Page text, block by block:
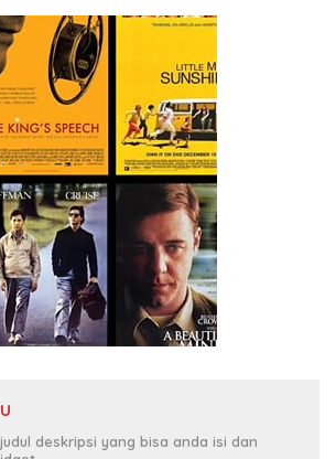
deskripsi yang bisa anda isi dan